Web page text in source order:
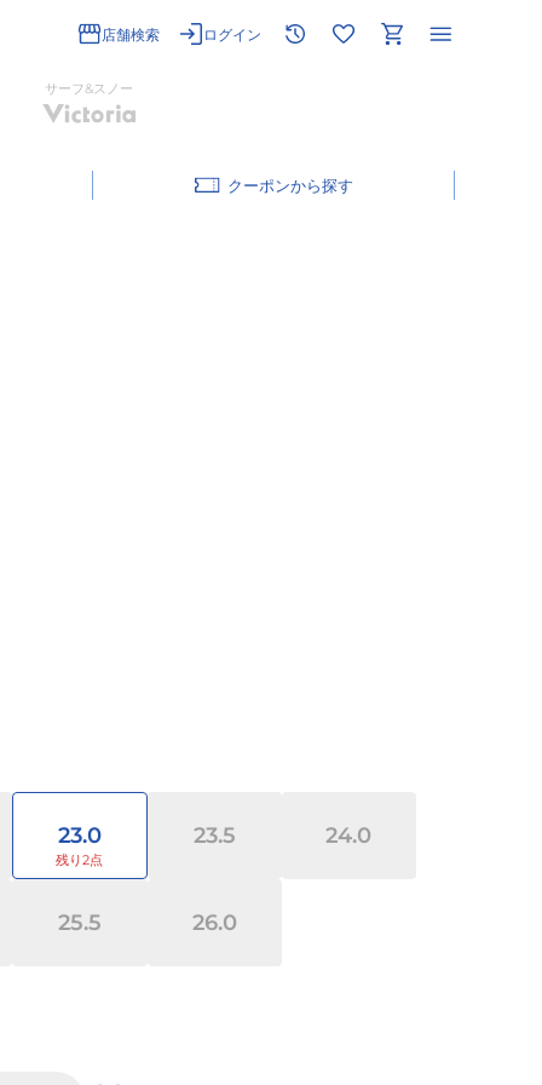
店舗検索 ログイン
サーフ&スノー
クーポン
23.0 23.5 24.0
25.5 26.0